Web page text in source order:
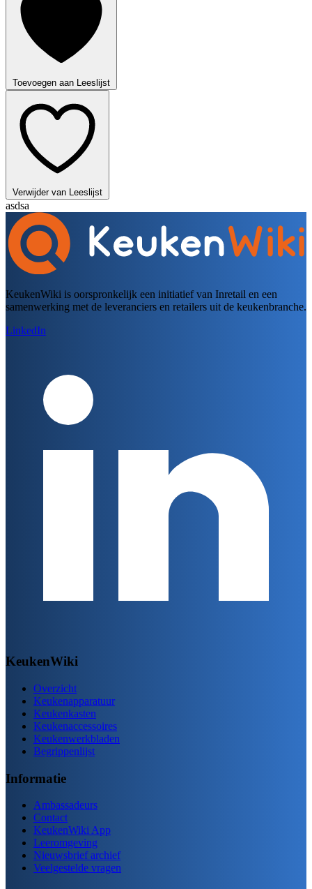
Toevoegen aan Leeslijst
Verwijder van Leeslijst
asdsa
KeukenWiki is oorspronkelijk een initiatief van Inretail en een
samenwerking met de leveranciers en retailers uit de keukenbranche.
LinkedIn
KeukenWiki
Overzicht
Keukenapparatuur
Keukenkasten
Keukenaccessoires
Keukenwerkbladen
Begrippenlijst
Informatie
Ambassadeurs
Contact
KeukenWiki App
Leeromgeving
Nieuwsbrief archief
Veelgestelde vragen